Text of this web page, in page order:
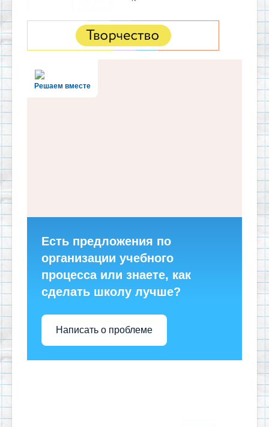
Решаем вместе
Есть предложения по
организации учебного
процесса или знаете, как
сделать школу лучше?
Написать о проблеме